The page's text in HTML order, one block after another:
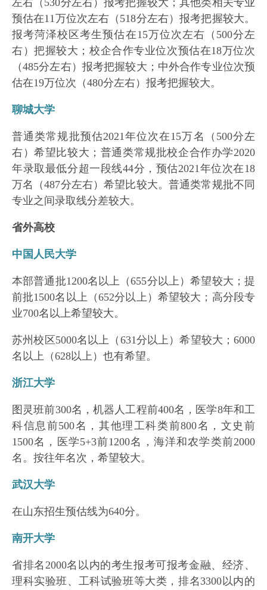
左右（530分左右）报考把握较大；其他类相关专业
预估在11万位次左右（518分左右）报考把握较大。
报考菏泽校区考生预估在15万位次左右（500分左
右）把握较大；校企合作专业位次预估在18万位次
（485分左右）报考把握较大；中外合作专业位次预
估在19万位次（480分左右）报考把握较大。
聊城大学
普通类常规批预估2021年位次在15万名（500分左
右）希望比较大；普通类常规批校企合作办学2020
年录取最低分超一段线44分，预估2021年位次在18
万名（487分左右）希望比较大。普通类常规批不同
专业之间录取线分差较大。
省外高校
中国人民大学
本部普通批1200名以上（655分以上）希望较大；提
前批1500名以上（652分以上）希望较大；高分段专
业700名以上希望较大。
苏州校区5000名以上（631分以上）希望较大；6000
名以上（628以上）也有希望。
浙江大学
图灵班前300名，机器人工程前400名，医学8年和工
科信息前500名，其他理工科类前800名，文史前
1500名，医学5+3前1200名，海洋和农学类前2000
名。按往年名次，希望较大。
武汉大学
在山东招生预估线为640分。
南开大学
省排名2000名以内的考生报考可报考金融、经济、
理科实验班、工科试验班等大类，排名3300以内的